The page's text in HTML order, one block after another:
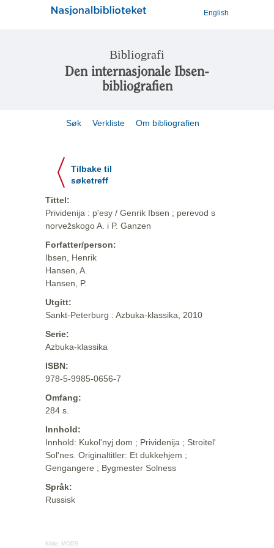
English
Bibliografi
Den internasjonale Ibsen-
bibliografien
Søk Verkliste Om bibliografien
Tilbake til
søketreff
Tittel:
Prividenija : p'esy / Genrik Ibsen ; perevod s
norvežskogo A. i P. Ganzen
Forfatter/person:
Ibsen, Henrik
Hansen, A.
Hansen, P.
Utgitt:
Sankt-Peterburg : Azbuka-klassika, 2010
Serie:
Azbuka-klassika
ISBN:
978-5-9985-0656-7
Omfang:
284 s.
Innhold:
Innhold: Kukol'nyj dom ; Prividenija ; Stroitel'
Sol'nes. Originaltitler: Et dukkehjem ;
Gengangere ; Bygmester Solness
Språk:
Russisk
Kilde: MODS